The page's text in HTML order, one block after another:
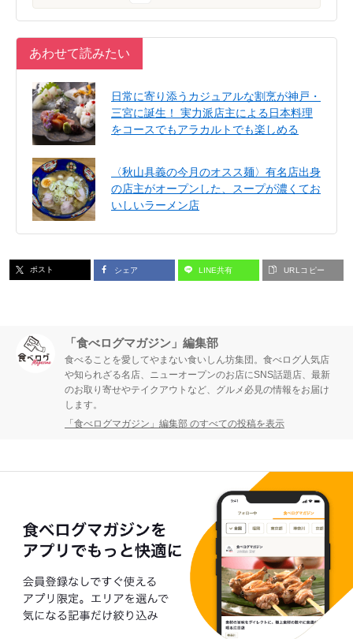
あわせて読みたい
日常に寄り添うカジュアルな割烹が神戸・
三宮に誕生！ 実力派店主による日本料理
をコースでもアラカルトでも楽しめる
〈秋山具義の今月のオスス麺〉有名店出身
の店主がオープンした、スープが濃くてお
いしいラーメン店
ポスト シェア LINE共有 URLコピー
「食べログマガジン」編集部
食べることを愛してやまない食いしん坊集団。食べログ人気店
や知られざる名店、ニューオープンのお店にSNS話題店、最新
のお取り寄せやテイクアウトなど、グルメ必見の情報をお届け
します。
「食べログマガジン」編集部 のすべての投稿を表示